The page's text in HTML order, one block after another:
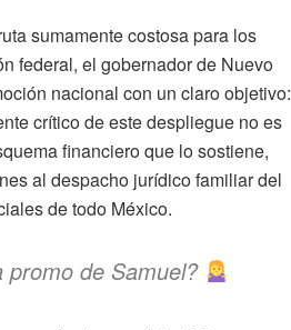
sumamente costosa para los
federal, el gobernador de Nuevo
nacional con un claro objetivo:
crítico de este despliegue no es
financiero que lo sostiene,
al despacho jurídico familiar del
de todo México.
promo de Samuel?